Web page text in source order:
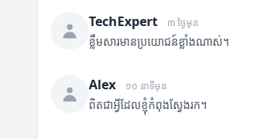
TechExpert ៣ ថ្ងៃមុន
ខ្លឹមសារមានប្រយោជន៍ខ្លាំងណាស់។
Alex ១០ នាទីមុន
ពិតជាអ្វីដែលខ្ញុំកំពុងស្វែងរក។